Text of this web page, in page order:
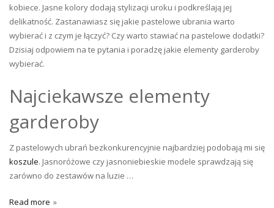
kobiece. Jasne kolory dodają stylizacji uroku i podkreślają jej
delikatność. Zastanawiasz się jakie pastelowe ubrania warto
wybierać i z czym je łączyć? Czy warto stawiać na pastelowe dodatki?
Dzisiaj odpowiem na te pytania i poradzę jakie elementy garderoby
wybierać.
Najciekawsze elementy
garderoby
Z pastelowych ubrań bezkonkurencyjnie najbardziej podobają mi się
koszule. Jasnoróżowe czy jasnoniebieskie modele sprawdzają się
zarówno do zestawów na luzie …
Read more